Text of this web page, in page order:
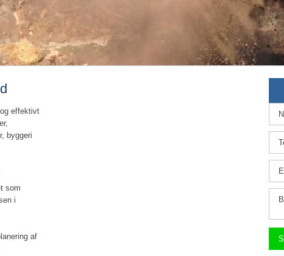
effektivt
byggeri
som
i
af